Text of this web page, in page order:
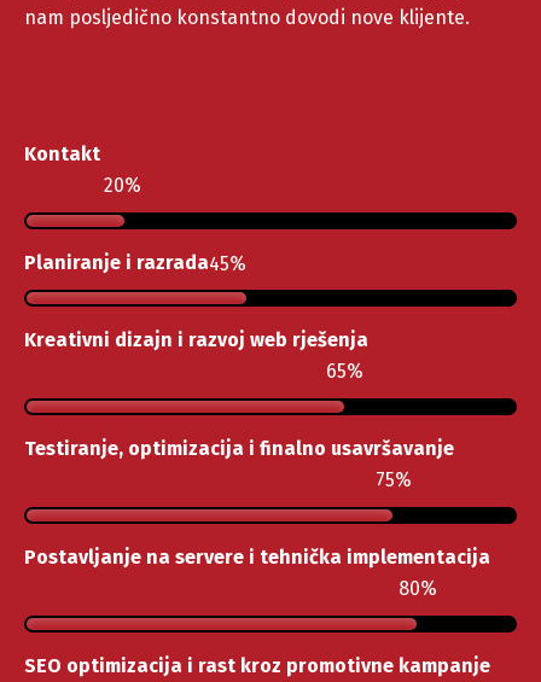
nam posljedično konstantno dovodi nove klijente.
Kontakt
20
Planiranje i razrada45
Kreativni dizajn i razvoj web rješenja
65
Testiranje, optimizacija i finalno usavršavanje
75
Postavljanje na servere i tehnička implementacija
80
SEO optimizacija i rast kroz promotivne kampanje